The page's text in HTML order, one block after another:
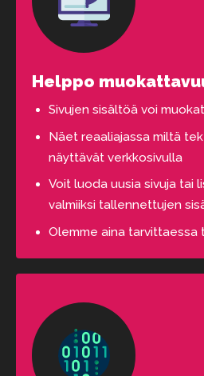
Helppo
Sivujen sisältöä voi
Näet reaaliajassa miltä
näyttävät verkkosivulla
Voit luoda uusia sivuja tai
valmiiksi tallennettujen
Olemme aina tarvittaessa